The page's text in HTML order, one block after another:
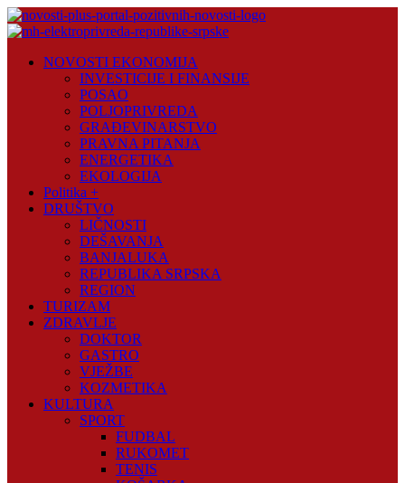
Skip
to
Plus
NOVOSTI EKONOMIJA
INVESTICIJE I FINANSIJE
POSAO
POLJOPRIVREDA
GRAĐEVINARSTVO
PRAVNA PITANJA
ENERGETIKA
EKOLOGIJA
Politika +
DRUŠTVO
LIČNOSTI
DEŠAVANJA
BANJALUKA
REPUBLIKA SRPSKA
REGION
TURIZAM
ZDRAVLJE
DOKTOR
GASTRO
VJEŽBE
KOZMETIKA
KULTURA
SPORT
FUDBAL
RUKOMET
TENIS